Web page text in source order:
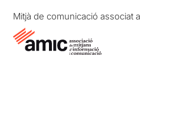
Mitjà de comunicació associat a